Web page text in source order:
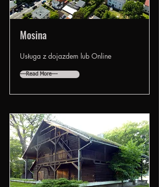
Mosina
Usługa z dojazdem lub Online
---Read More---